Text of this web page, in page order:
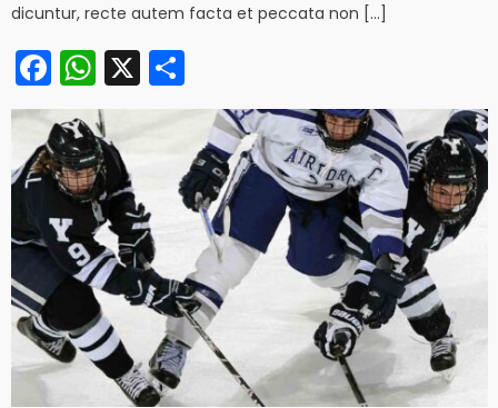
dicuntur, recte autem facta et peccata non […]
Facebook
WhatsApp
X